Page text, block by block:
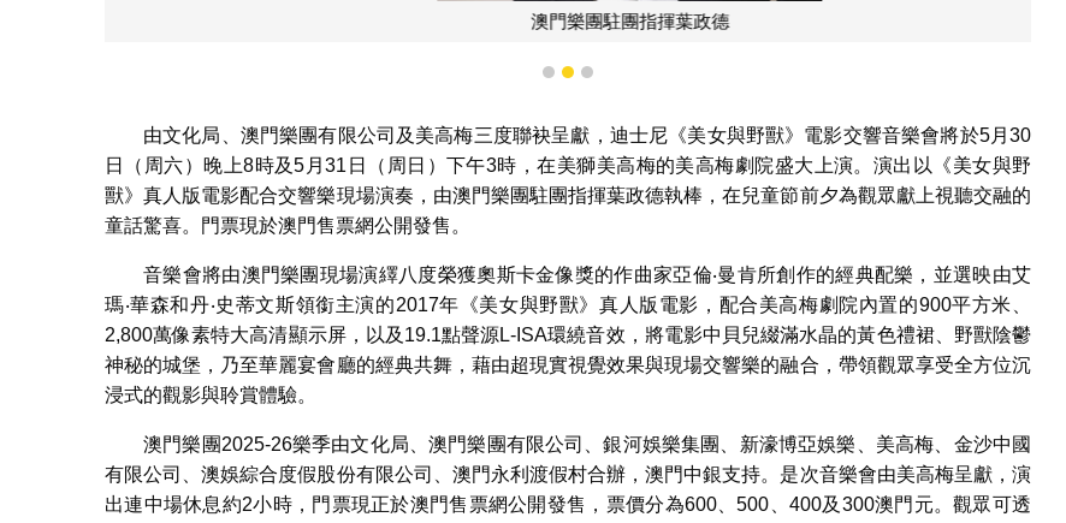
澳門樂團駐團指揮葉政德
1 2 3
由文化局、澳門樂團有限公司及美高梅三度聯袂呈獻，迪士尼《美女與野獸》電影交響音樂會將於5月30
日（周六）晚上8時及5月31日（周日）下午3時，在美獅美高梅的美高梅劇院盛大上演。演出以《美女與野
獸》真人版電影配合交響樂現場演奏，由澳門樂團駐團指揮葉政德執棒，在兒童節前夕為觀眾獻上視聽交融的
童話驚喜。門票現於澳門售票網公開發售。
音樂會將由澳門樂團現場演繹八度榮獲奧斯卡金像獎的作曲家亞倫‧曼肯所創作的經典配樂，並選映由艾
瑪‧華森和丹‧史蒂文斯領銜主演的2017年《美女與野獸》真人版電影，配合美高梅劇院內置的900平方米、
2,800萬像素特大高清顯示屏，以及19.1點聲源L-ISA環繞音效，將電影中貝兒綴滿水晶的黃色禮裙、野獸陰鬱
神秘的城堡，乃至華麗宴會廳的經典共舞，藉由超現實視覺效果與現場交響樂的融合，帶領觀眾享受全方位沉
浸式的觀影與聆賞體驗。
澳門樂團2025-26樂季由文化局、澳門樂團有限公司、銀河娛樂集團、新濠博亞娛樂、美高梅、金沙中國
有限公司、澳娛綜合度假股份有限公司、澳門永利渡假村合辦，澳門中銀支持。是次音樂會由美高梅呈獻，演
出連中場休息約2小時，門票現正於澳門售票網公開發售，票價分為600、500、400及300澳門元。觀眾可透